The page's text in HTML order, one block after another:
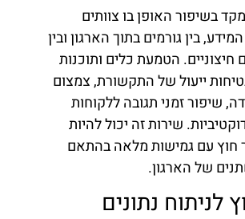
בשיפור האופן בו צוותים
בין גורמים בתוך הארגון ובין
חיצוניים. הטמעת כלים ותוכנות
ייעול של התקשורת, צמצום
שיפור זמני תגובה ללקוחות
שירות זה יכול להיות
חוץ עם גמישות מלאה בהתאם
של הארגון.
לניתוח נתונים